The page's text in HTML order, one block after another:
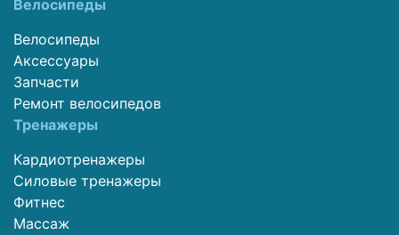
Велосипеды
Велосипеды
Аксессуары
Запчасти
Ремонт велосипедов
Тренажеры
Кардиотренажеры
Силовые тренажеры
Фитнес
Массаж